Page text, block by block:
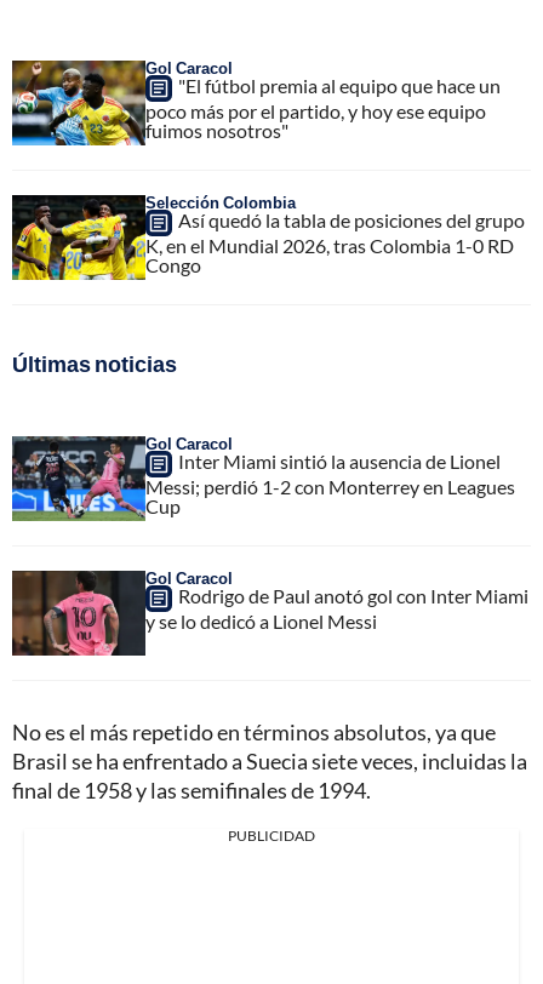
Gol Caracol
"El fútbol premia al equipo que hace un
poco más por el partido, y hoy ese equipo
fuimos nosotros"
Selección Colombia
Así quedó la tabla de posiciones del grupo
K, en el Mundial 2026, tras Colombia 1-0 RD
Congo
Últimas noticias
Gol Caracol
Inter Miami sintió la ausencia de Lionel
Messi; perdió 1-2 con Monterrey en Leagues
Cup
Gol Caracol
Rodrigo de Paul anotó gol con Inter Miami
y se lo dedicó a Lionel Messi
No es el más repetido en términos absolutos, ya que
Brasil se ha enfrentado a Suecia siete veces, incluidas la
final de 1958 y las semifinales de 1994.
PUBLICIDAD